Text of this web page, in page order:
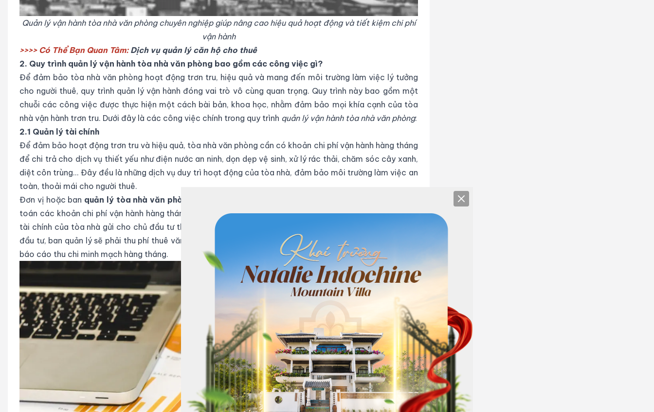
Quản lý vận hành tòa nhà văn phòng chuyên nghiệp giúp nâng cao hiệu quả hoạt động và tiết kiệm chi phí
vận hành
>>>> Có Thể Bạn Quan Tâm:Dịch vụ quản lý căn hộ cho thuê
2. Quy trình quản lý vận hành tòa nhà văn phòng bao gồm các công việc gì?
Để đảm bảo tòa nhà văn phòng hoạt động trơn tru, hiệu quả và mang đến môi trường làm việc lý tưởng
cho người thuê, quy trình quản lý vận hành đóng vai trò vô cùng quan trọng. Quy trình này bao gồm một
chuỗi các công việc được thực hiện một cách bài bản, khoa học, nhằm đảm bảo mọi khía cạnh của tòa
nhà vận hành trơn tru. Dưới đây là các công việc chính trong quy trình quản lý vận hành tòa nhà văn phòng:
2.1 Quản lý tài chính
Để đảm bảo hoạt động trơn tru và hiệu quả, tòa nhà văn phòng cần có khoản chi phí vận hành hàng tháng
để chi trả cho dịch vụ thiết yếu như điện nước an ninh, dọn dẹp vệ sinh, xử lý rác thải, chăm sóc cây xanh,
diệt côn trùng... Đây đều là những dịch vụ duy trì hoạt động của tòa nhà, đảm bảo môi trường làm việc an
toàn, thoải mái cho người thuê.
Đơn vị hoặc ban quản lý tòa nhà văn phòng
toán các khoản chi phí vận hành hàng tháng. Ngoài ra, đơn vị cũng cần báo cáo chi tiết thu chi, tình hình
tài chính của tòa nhà gửi cho chủ đầu tư theo thời gian định kỳ. Bên cạnh đó, nếu được ủy quyền bởi chủ
đầu tư, ban quản lý sẽ phải thu phí thuê văn phòng trực tiếp từ khách hàng, đảm bảo thu đúng hạn và lập
báo cáo thu chi minh mạch hàng tháng.
Close